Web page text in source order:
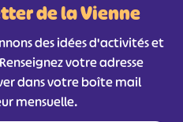
de la Vienne
des idées d'activités et
votre adresse
dans votre boîte mail
mensuelle.